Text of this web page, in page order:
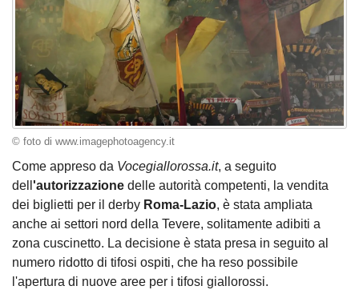
© foto di www.imagephotoagency.it
Come appreso da Vocegiallorossa.it, a seguito
dell 'autorizzazione delle autorità competenti, la vendita
dei biglietti per il derby Roma-Lazio, è stata ampliata
anche ai settori nord della Tevere, solitamente adibiti a
zona cuscinetto. La decisione è stata presa in seguito al
numero ridotto di tifosi ospiti, che ha reso possibile
l'apertura di nuove aree per i tifosi giallorossi.